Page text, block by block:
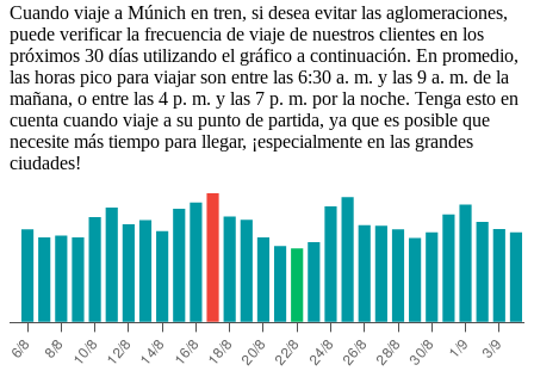
Cuando viaje a Múnich en tren, si desea evitar las aglomeraciones,
puede verificar la frecuencia de viaje de nuestros clientes en los
próximos 30 días utilizando el gráfico a continuación. En promedio,
las horas pico para viajar son entre las 6:30 a. m. y las 9 a. m. de la
mañana, o entre las 4 p. m. y las 7 p. m. por la noche. Tenga esto en
cuenta cuando viaje a su punto de partida, ya que es posible que
necesite más tiempo para llegar, ¡especialmente en las grandes
ciudades!